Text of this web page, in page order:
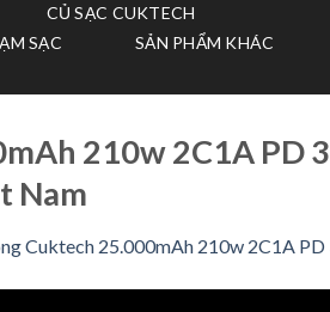
CỦ SẠC CUKTECH
SẠC SẢN PHẨM KHÁC
210w 2C1A PD
Nam
Cuktech 25.000mAh 210w 2C1A